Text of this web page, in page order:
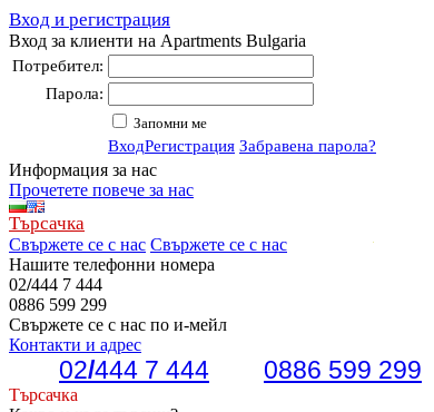
Вход и регистрация
Вход за клиенти на Apartments Bulgaria
Потребител:
Парола:
Запомни ме
ВходРегистрация Забравена парола?
Информация за нас
Прочетете повече за нас
Търсачка
Свържете се с нас Свържете се с нас
Нашите телефонни номера
02/444 7 444
0886 599 299
Свържете се с нас по и-мейл
Контакти и адрес
02/444 7 444 0886 599 299
Търсачка